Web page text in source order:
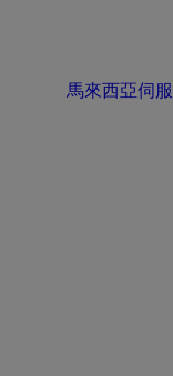
馬來西亞伺